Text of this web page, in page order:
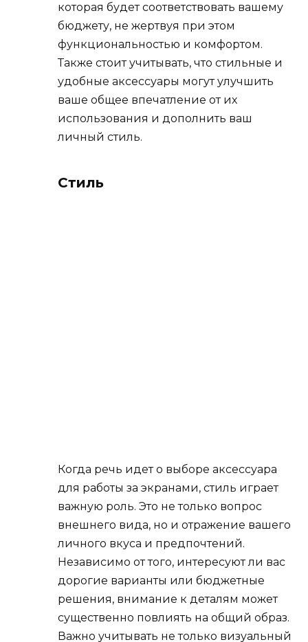
которая будет соответствовать вашему
бюджету, не жертвуя при этом
функциональностью и комфортом.
Также стоит учитывать, что стильные и
удобные аксессуары могут улучшить
ваше общее впечатление от их
использования и дополнить ваш
личный стиль.
Стиль
Когда речь идет о выборе аксессуара
для работы за экранами, стиль играет
важную роль. Это не только вопрос
внешнего вида, но и отражение вашего
личного вкуса и предпочтений.
Независимо от того, интересуют ли вас
дорогие варианты или бюджетные
решения, внимание к деталям может
существенно повлиять на общий образ.
Важно учитывать не только визуальный